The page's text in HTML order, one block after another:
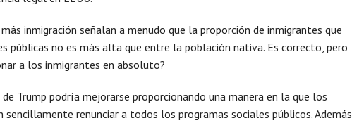
inmigración señalan a menudo que la proporción de inmigrantes que
públicas no es más alta que entre la población nativa. Es correcto, pero
a los inmigrantes en absoluto?
Trump podría mejorarse proporcionando una manera en la que los
sencillamente renunciar a todos los programas sociales públicos. Además,